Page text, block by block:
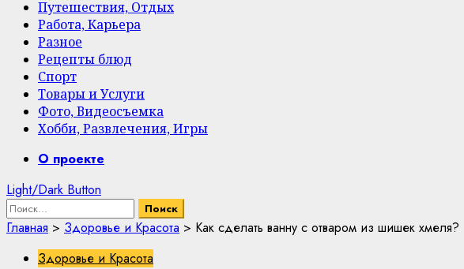
Путешествия, Отдых
Работа, Карьера
Разное
Рецепты блюд
Спорт
Товары и Услуги
Фото, Видеосъемка
Хобби, Развлечения, Игры
PrimaryО проекте
Light/Dark Button
Найти:
Главная > Здоровье и Красота > Как сделать ванну с отваром из шишек хмеля?
Здоровье и Красота